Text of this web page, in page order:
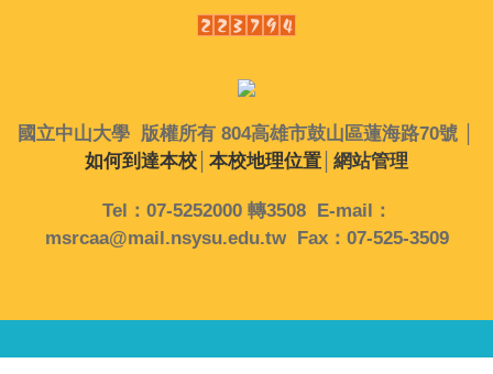
國立中山大學 版權所有 804高雄市鼓山區蓮海路70號 │
如何到達本校 本校地理位置 網站管理
Tel：07-5252000 轉3508 E-mail：
msrcaa@mail.nsysu.edu.tw Fax：07-525-3509